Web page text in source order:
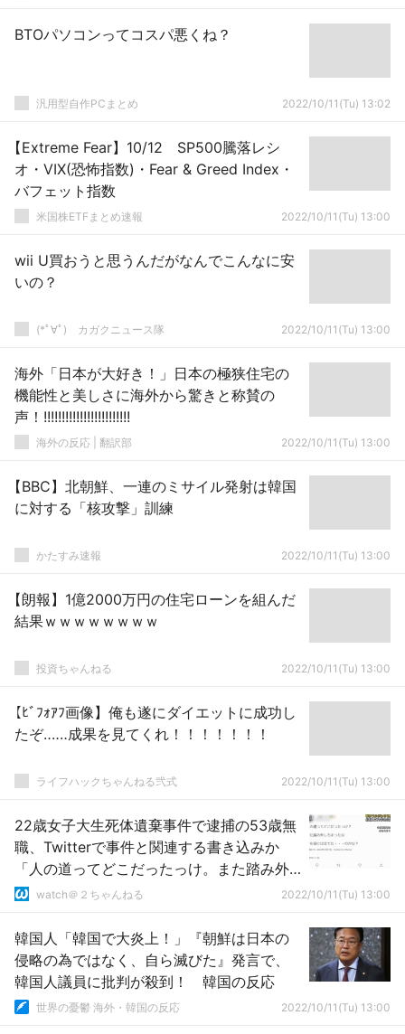
BTOパソコンってコスパ悪くね？
汎用型自作PCまとめ 2022/10/11(Tu) 13:02
【Extreme Fear】10/12 SP500騰落レシ
オ・VIX(恐怖指数)・Fear & Greed Index・
バフェット指数
米国株ETFまとめ速報 2022/10/11(Tu) 13:00
wii U買おうと思うんだがなんでこんなに安
いの？
(*ﾟ∀ﾟ)ゞカガクニュース隊 2022/10/11(Tu) 13:00
海外「日本が大好き！」日本の極狭住宅の
機能性と美しさに海外から驚きと称賛の
声！!!!!!!!!!!!!!!!!!!!!!!!!
海外の反応 | 翻訳部 2022/10/11(Tu) 13:00
【BBC】北朝鮮、一連のミサイル発射は韓国
に対する「核攻撃」訓練
かたすみ速報 2022/10/11(Tu) 13:00
【朗報】1億2000万円の住宅ローンを組んだ
結果ｗｗｗｗｗｗｗｗ
投資ちゃんねる 2022/10/11(Tu) 13:00
【ﾋﾞﾌｫｱﾌ画像】俺も遂にダイエットに成功し
たぞ‥‥‥成果を見てくれ！！！！！！！
ライフハックちゃんねる弐式 2022/10/11(Tu) 13:00
22歳女子大生死体遺棄事件で逮捕の53歳無
職、Twitterで事件と関連する書き込みか
「人の道ってどこだったっけ。また踏み外
しちまった｣
watch＠２ちゃんねる 2022/10/11(Tu) 13:00
韓国人「韓国で大炎上！」『朝鮮は日本の
侵略の為ではなく、自ら滅びた』発言で、
韓国人議員に批判が殺到！ 韓国の反応
世界の憂鬱 海外・韓国の反応 2022/10/11(Tu) 13:00